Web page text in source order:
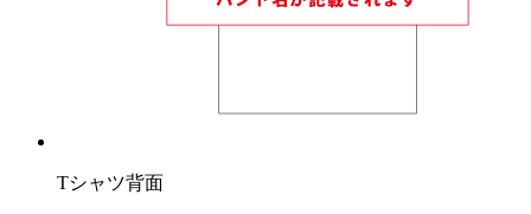
Tシャツ背面